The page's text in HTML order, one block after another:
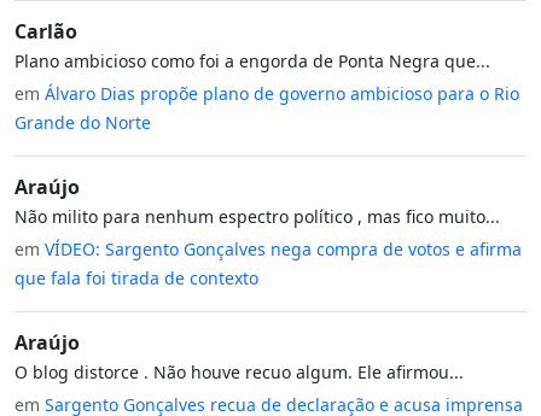
Carlão
Plano ambicioso como foi a engorda de Ponta Negra que...
em Álvaro Dias propõe plano de governo ambicioso para o Rio
Grande do Norte
Araújo
Não milito para nenhum espectro político , mas fico muito...
em VÍDEO: Sargento Gonçalves nega compra de votos e afirma
que fala foi tirada de contexto
Araújo
O blog distorce . Não houve recuo algum. Ele afirmou...
em Sargento Gonçalves recua de declaração e acusa imprensa